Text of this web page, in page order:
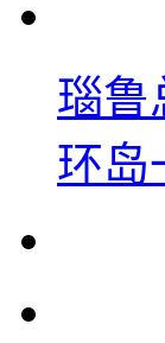
瑙鲁
环岛